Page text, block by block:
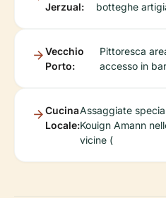
Jerzual:
botteghe
Vecchio
Porto:
Pittoresca
accesso in
Cucina
Locale:
Assaggiate
Kouign Amann
vicine (